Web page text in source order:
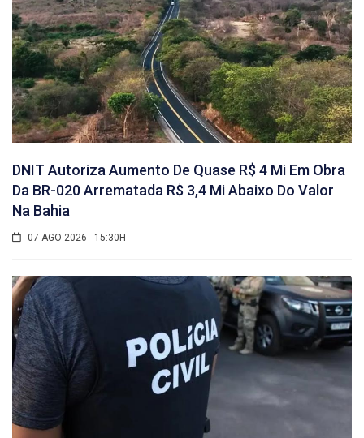
DNIT Autoriza Aumento De Quase R$ 4 Mi Em Obra
Da BR-020 Arrematada R$ 3,4 Mi Abaixo Do Valor
Na Bahia
07 AGO 2026 - 15:30H